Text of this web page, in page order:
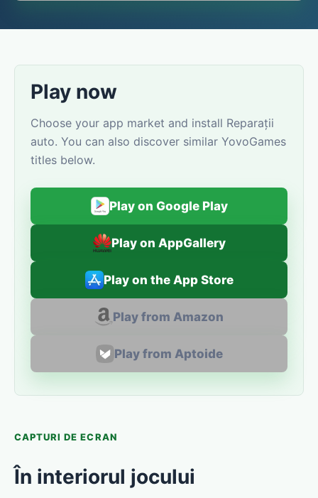
Play now
Choose your app market and install Reparații
auto. You can also discover similar YovoGames
titles below.
Play on Google Play
Play on AppGallery
Play on the App Store
Play from Amazon
Play from Aptoide
CAPTURI DE ECRAN
În interiorul jocului